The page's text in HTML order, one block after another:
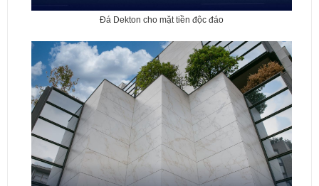
Đá Dekton cho mặt tiền độc đáo